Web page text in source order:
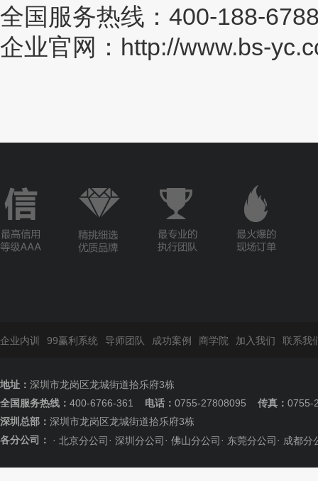
全国服务热线：400-188-
企业官网：http://www.bs-
企业内训 99赢利系统 导师团队 成功案例 商学院 加入我们 联系我
地址： 深圳市龙岗区龙城街道拾乐府3栋
全国服务热线： 400-6766-361 电话： 0755-27808095 传真： 0755-
深圳总部： 深圳市龙岗区龙城街道拾乐府3栋
各分公司：
· 北京分公司 · 深圳分公司 · 佛山分公司 · 东莞分公司 · 成都分